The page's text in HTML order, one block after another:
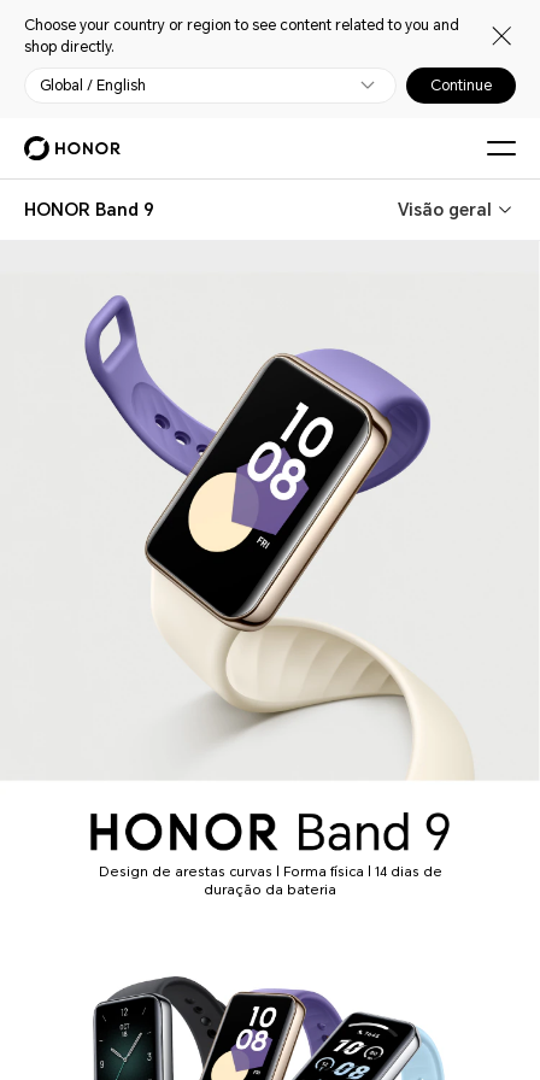
Choose your country or region to see content related to you and
shop directly.
Global / English Continue
HONOR Band 9 Visão geral
Design de arestas curvas | Forma física | 14 dias de
duração da bateria